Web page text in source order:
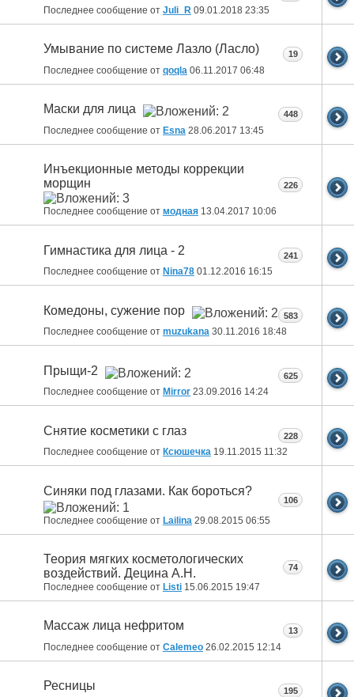
Последнее сообщение от Juli_R 09.01.2018 23:35
Умывание по системе Лазло (Ласло)
Последнее сообщение от qoqla 06.11.2017 06:48
19
Маски для лица
Последнее сообщение от Esna 28.06.2017 13:45
448
Инъекционные методы коррекции
морщин
Последнее сообщение от модная 13.04.2017 10:06
226
Гимнастика для лица - 2
Последнее сообщение от Nina78 01.12.2016 16:15
241
Комедоны, сужение пор
Последнее сообщение от muzukana 30.11.2016 18:48
583
Прыщи-2
Последнее сообщение от Mirror 23.09.2016 14:24
625
Снятие косметики с глаз
Последнее сообщение от Ксюшечка 19.11.2015 11:32
228
Синяки под глазами. Как бороться?
Последнее сообщение от Lailina 29.08.2015 06:55
106
Теория мягких косметологических
воздействий. Децина А.Н.
Последнее сообщение от Listi 15.06.2015 19:47
74
Массаж лица нефритом
Последнее сообщение от Calemeo 26.02.2015 12:14
13
Ресницы 195